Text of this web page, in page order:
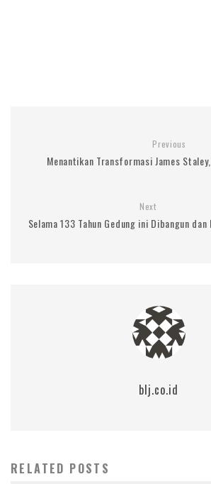
Previous
Menantikan Transformasi James
Next
Selama 133 Tahun Gedung ini Dibangun
blj.co.id
RELATED POSTS